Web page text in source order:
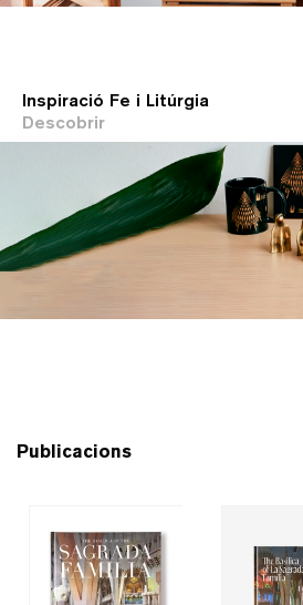
Inspiració Fe i Litúrgia
Descobrir
Publicacions